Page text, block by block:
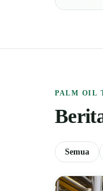
PALM OIL
Semua